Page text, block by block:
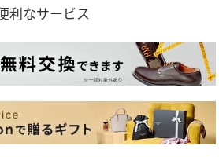
利なサービス